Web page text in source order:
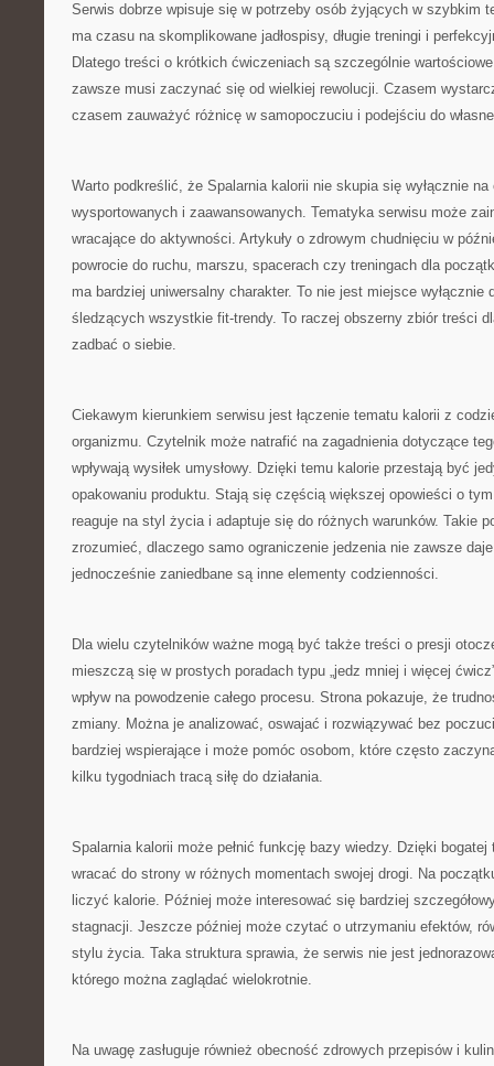
Serwis dobrze wpisuje się w potrzeby osób żyjących w szybkim
ma czasu na skomplikowane jadłospisy, długie treningi i
Dlatego treści o krótkich ćwiczeniach są szczególnie
zawsze musi zaczynać się od wielkiej rewolucji. Czasem
czasem zauważyć różnicę w samopoczuciu i podejściu do
Warto podkreślić, że Spalarnia kalorii nie skupia się wyłącznie na
wysportowanych i zaawansowanych. Tematyka serwisu może
wracające do aktywności. Artykuły o zdrowym chudnięciu w
powrocie do ruchu, marszu, spacerach czy treningach dla
ma bardziej uniwersalny charakter. To nie jest miejsce wyłącznie
śledzących wszystkie fit-trendy. To raczej obszerny zbiór treści
zadbać o siebie.
Ciekawym kierunkiem serwisu jest łączenie tematu kalorii z
organizmu. Czytelnik może natrafić na zagadnienia dotyczące
wpływają wysiłek umysłowy. Dzięki temu kalorie przestają być
opakowaniu produktu. Stają się częścią większej opowieści o
reaguje na styl życia i adaptuje się do różnych warunków. Takie
zrozumieć, dlaczego samo ograniczenie jedzenia nie zawsze
jednocześnie zaniedbane są inne elementy codzienności.
Dla wielu czytelników ważne mogą być także treści o presji
mieszczą się w prostych poradach typu „jedz mniej i więcej
wpływ na powodzenie całego procesu. Strona pokazuje, że
zmiany. Można je analizować, oswajać i rozwiązywać bez
bardziej wspierające i może pomóc osobom, które często
kilku tygodniach tracą siłę do działania.
Spalarnia kalorii może pełnić funkcję bazy wiedzy. Dzięki
wracać do strony w różnych momentach swojej drogi. Na
liczyć kalorie. Później może interesować się bardziej
stagnacji. Jeszcze później może czytać o utrzymaniu efektów,
stylu życia. Taka struktura sprawia, że serwis nie jest
którego można zaglądać wielokrotnie.
Na uwagę zasługuje również obecność zdrowych przepisów i